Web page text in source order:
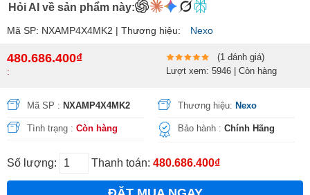
Hỏi AI về sản phẩm này:
Mã SP: NXAMP4X4MK2 | Thương hiệu: Nexo
480.686.400₫
:
(1 đánh giá)
Lượt xem: 5946 | Còn hàng
Mã SP : NXAMP4X4MK2 Thương hiệu: Nexo
Tình trạng : Còn hàng Bảo hành :Chính Hãng
Số lượng: Thanh toán: 480.686.400₫